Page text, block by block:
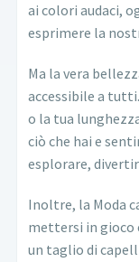
ai colori audaci,
esprimere la
Ma la vera
accessibile a
o la tua
ciò che hai e
esplorare,
Inoltre, la Moda
mettersi in gioco
un taglio di